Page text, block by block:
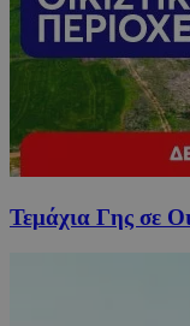
Τεμάχια Γης σε